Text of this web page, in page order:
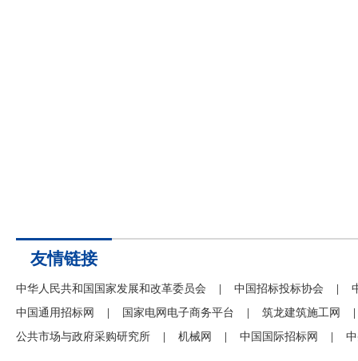
友情链接
中华人民共和国国家发展和改革委员会 中国招标投标协会
中国通用招标网
国家电网电子商务平台 筑龙建筑施工网
公共市场与政府采购研究所
机械网 中国国际招标网